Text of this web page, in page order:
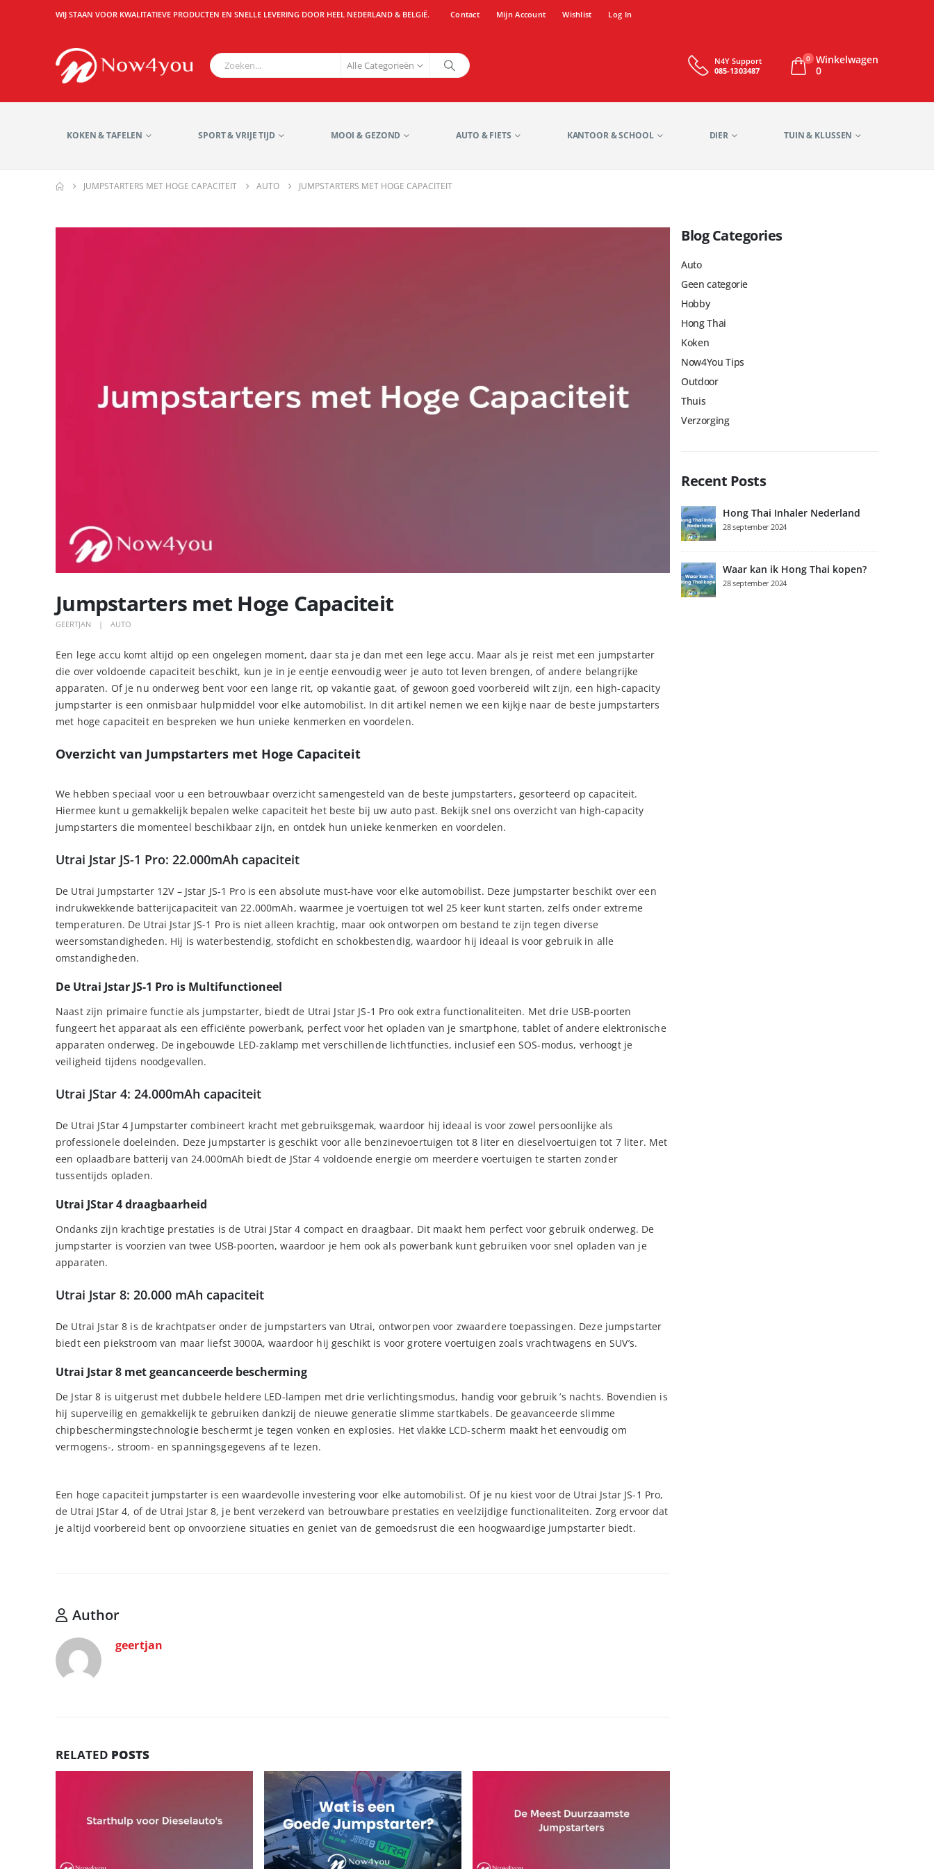
WIJ STAAN VOOR KWALITATIEVE PRODUCTEN EN SNELLE LEVERING DOOR HEEL NEDERLAND & BELGIË. Contact Mijn Account Wishlist Log In
Alle Categorieën
N4Y Support
085-1303487
0 Winkelwagen
0
KOKEN & TAFELEN SPORT & VRIJE TIJD MOOI & GEZOND AUTO & FIETS KANTOOR & SCHOOL DIER TUIN & KLUSSEN
JUMPSTARTERS MET HOGE CAPACITEIT AUTO JUMPSTARTERS MET HOGE CAPACITEIT
Jumpstarters met Hoge Capaciteit
GEERTJAN AUTO
Een lege accu komt altijd op een ongelegen moment, daar sta je dan met een lege accu. Maar als je reist met een jumpstarter
die over voldoende capaciteit beschikt, kun je in je eentje eenvoudig weer je auto tot leven brengen, of andere belangrijke
apparaten. Of je nu onderweg bent voor een lange rit, op vakantie gaat, of gewoon goed voorbereid wilt zijn, een high-capacity
jumpstarter is een onmisbaar hulpmiddel voor elke automobilist. In dit artikel nemen we een kijkje naar de beste jumpstarters
met hoge capaciteit en bespreken we hun unieke kenmerken en voordelen.
Overzicht van Jumpstarters met Hoge Capaciteit
We hebben speciaal voor u een betrouwbaar overzicht samengesteld van de beste jumpstarters, gesorteerd op capaciteit.
Hiermee kunt u gemakkelijk bepalen welke capaciteit het beste bij uw auto past. Bekijk snel ons overzicht van high-capacity
jumpstarters die momenteel beschikbaar zijn, en ontdek hun unieke kenmerken en voordelen.
Utrai Jstar JS-1 Pro: 22.000mAh capaciteit
De Utrai Jumpstarter 12V – Jstar JS-1 Pro is een absolute must-have voor elke automobilist. Deze jumpstarter beschikt over een
indrukwekkende batterijcapaciteit van 22.000mAh, waarmee je voertuigen tot wel 25 keer kunt starten, zelfs onder extreme
temperaturen. De Utrai Jstar JS-1 Pro is niet alleen krachtig, maar ook ontworpen om bestand te zijn tegen diverse
weersomstandigheden. Hij is waterbestendig, stofdicht en schokbestendig, waardoor hij ideaal is voor gebruik in alle
omstandigheden.
De Utrai Jstar JS-1 Pro is Multifunctioneel
Naast zijn primaire functie als jumpstarter, biedt de Utrai Jstar JS-1 Pro ook extra functionaliteiten. Met drie USB-poorten
fungeert het apparaat als een efficiënte powerbank, perfect voor het opladen van je smartphone, tablet of andere elektronische
apparaten onderweg. De ingebouwde LED-zaklamp met verschillende lichtfuncties, inclusief een SOS-modus, verhoogt je
veiligheid tijdens noodgevallen.
Utrai JStar 4: 24.000mAh capaciteit
De Utrai JStar 4 Jumpstarter combineert kracht met gebruiksgemak, waardoor hij ideaal is voor zowel persoonlijke als
professionele doeleinden. Deze jumpstarter is geschikt voor alle benzinevoertuigen tot 8 liter en dieselvoertuigen tot 7 liter. Met
een oplaadbare batterij van 24.000mAh biedt de JStar 4 voldoende energie om meerdere voertuigen te starten zonder
tussentijds opladen.
Utrai JStar 4 draagbaarheid
Ondanks zijn krachtige prestaties is de Utrai JStar 4 compact en draagbaar. Dit maakt hem perfect voor gebruik onderweg. De
jumpstarter is voorzien van twee USB-poorten, waardoor je hem ook als powerbank kunt gebruiken voor snel opladen van je
apparaten.
Utrai Jstar 8: 20.000 mAh capaciteit
De Utrai Jstar 8 is de krachtpatser onder de jumpstarters van Utrai, ontworpen voor zwaardere toepassingen. Deze jumpstarter
biedt een piekstroom van maar liefst 3000A, waardoor hij geschikt is voor grotere voertuigen zoals vrachtwagens en SUV’s.
Utrai Jstar 8 met geancanceerde bescherming
De Jstar 8 is uitgerust met dubbele heldere LED-lampen met drie verlichtingsmodus, handig voor gebruik ’s nachts. Bovendien is
hij superveilig en gemakkelijk te gebruiken dankzij de nieuwe generatie slimme startkabels. De geavanceerde slimme
chipbeschermingstechnologie beschermt je tegen vonken en explosies. Het vlakke LCD-scherm maakt het eenvoudig om
vermogens-, stroom- en spanningsgegevens af te lezen.
Een hoge capaciteit jumpstarter is een waardevolle investering voor elke automobilist. Of je nu kiest voor de Utrai Jstar JS-1 Pro,
de Utrai JStar 4, of de Utrai Jstar 8, je bent verzekerd van betrouwbare prestaties en veelzijdige functionaliteiten. Zorg ervoor dat
je altijd voorbereid bent op onvoorziene situaties en geniet van de gemoedsrust die een hoogwaardige jumpstarter biedt.
Author
geertjan
RELATED POSTS
Blog Categories
Auto
Geen categorie
Hobby
Hong Thai
Koken
Now4You Tips
Outdoor
Thuis
Verzorging
Recent Posts
Hong Thai Inhaler Nederland
28 september 2024
Waar kan ik Hong Thai kopen?
28 september 2024